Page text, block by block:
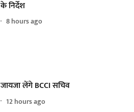
के निर्देश
8 hours ago
जायजा लेंगे BCCI सचिव
12 hours ago